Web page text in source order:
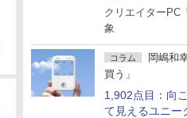
クリエイターPC
象
コラム
岡嶋和
買う」
1,902点目：向
て見えるユニー